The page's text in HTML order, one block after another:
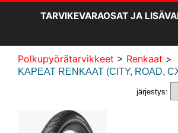
TARVIKEVARAOSAT JA
Polkupyörätarvikkeet > Renkaat >
KAPEAT RENKAAT (CITY, ROAD,
järjestys: